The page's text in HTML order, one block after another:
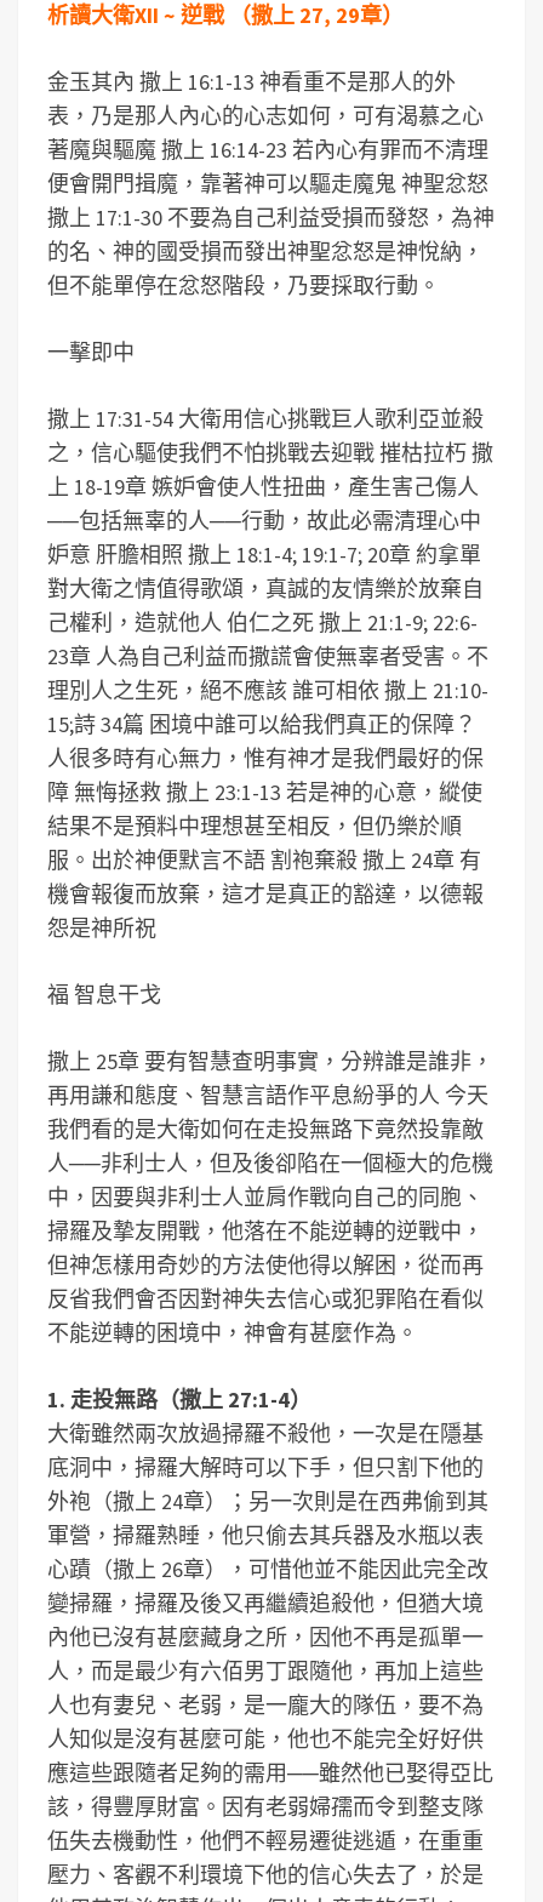
析讀大衛XII ~ 逆戰 （撒上 27, 29章）
金玉其內 撒上 16:1-13 神看重不是那人的外
表，乃是那人內心的心志如何，可有渴慕之心
著魔與驅魔 撒上 16:14-23 若內心有罪而不清理
便會開門揖魔，靠著神可以驅走魔鬼 神聖忿怒
撒上 17:1-30 不要為自己利益受損而發怒，為神
的名、神的國受損而發出神聖忿怒是神悅納，
但不能單停在忿怒階段，乃要採取行動。
一擊即中
撒上 17:31-54 大衛用信心挑戰巨人歌利亞並殺
之，信心驅使我們不怕挑戰去迎戰 摧枯拉朽 撒
上 18-19章 嫉妒會使人性扭曲，產生害己傷人
──包括無辜的人──行動，故此必需清理心中
妒意 肝膽相照 撒上 18:1-4; 19:1-7; 20章 約拿單
對大衛之情值得歌頌，真誠的友情樂於放棄自
己權利，造就他人 伯仁之死 撒上 21:1-9; 22:6-
23章 人為自己利益而撒謊會使無辜者受害。不
理別人之生死，絕不應該 誰可相依 撒上 21:10-
15;詩 34篇 困境中誰可以給我們真正的保障？
人很多時有心無力，惟有神才是我們最好的保
障 無悔拯救 撒上 23:1-13 若是神的心意，縱使
結果不是預料中理想甚至相反，但仍樂於順
服。出於神便默言不語 割袍棄殺 撒上 24章 有
機會報復而放棄，這才是真正的豁達，以德報
怨是神所祝
福 智息干戈
撒上 25章 要有智慧查明事實，分辨誰是誰非，
再用謙和態度、智慧言語作平息紛爭的人 今天
我們看的是大衛如何在走投無路下竟然投靠敵
人──非利士人，但及後卻陷在一個極大的危機
中，因要與非利士人並肩作戰向自己的同胞、
掃羅及摯友開戰，他落在不能逆轉的逆戰中，
但神怎樣用奇妙的方法使他得以解困，從而再
反省我們會否因對神失去信心或犯罪陷在看似
不能逆轉的困境中，神會有甚麼作為。
1. 走投無路（撒上 27:1-4）
大衛雖然兩次放過掃羅不殺他，一次是在隱基
底洞中，掃羅大解時可以下手，但只割下他的
外袍（撒上 24章）；另一次則是在西弗偷到其
軍營，掃羅熟睡，他只偷去其兵器及水瓶以表
心蹟（撒上 26章），可惜他並不能因此完全改
變掃羅，掃羅及後又再繼續追殺他，但猶大境
內他已沒有甚麼藏身之所，因他不再是孤單一
人，而是最少有六佰男丁跟隨他，再加上這些
人也有妻兒、老弱，是一龐大的隊伍，要不為
人知似是沒有甚麼可能，他也不能完全好好供
應這些跟隨者足夠的需用──雖然他已娶得亞比
該，得豐厚財富。因有老弱婦孺而令到整支隊
伍失去機動性，他們不輕易遷徙逃遁，在重重
壓力、客觀不利環境下他的信心失去了，於是